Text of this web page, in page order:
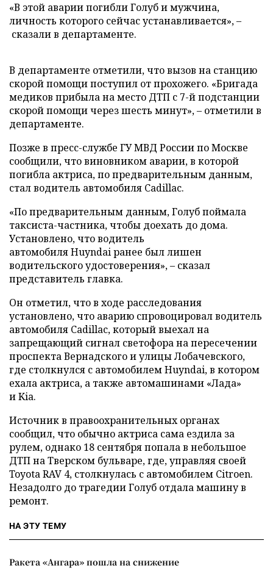
«В этой аварии погибли Голуб и мужчина,
личность которого сейчас устанавливается», –
сказали в департаменте.
В департаменте отметили, что вызов на станцию
скорой помощи поступил от прохожего. «Бригада
медиков прибыла на место ДТП с 7-й подстанции
скорой помощи через шесть минут», – отметили в
департаменте.
Позже в пресс-службе ГУ МВД России по Москве
сообщили, что виновником аварии, в которой
погибла актриса, по предварительным данным,
стал водитель автомобиля Cadillac.
«По предварительным данным, Голуб поймала
таксиста-частника, чтобы доехать до дома.
Установлено, что водитель
автомобиля Huyndai ранее был лишен
водительского удостоверения», – сказал
представитель главка.
Он отметил, что в ходе расследования
установлено, что аварию спровоцировал водитель
автомобиля Cadillac, который выехал на
запрещающий сигнал светофора на пересечении
проспекта Вернадского и улицы Лобачевского,
где столкнулся с автомобилем Huyndai, в котором
ехала актриса, а также автомашинами «Лада»
и Kia.
Источник в правоохранительных органах
сообщил, что обычно актриса сама ездила за
рулем, однако 18 сентября попала в небольшое
ДТП на Тверском бульваре, где, управляя своей
Toyota RAV 4, столкнулась с автомобилем Citroen.
Незадолго до трагедии Голуб отдала машину в
ремонт.
НА ЭТУ ТЕМУ
Ракета «Ангара» пошла на снижение